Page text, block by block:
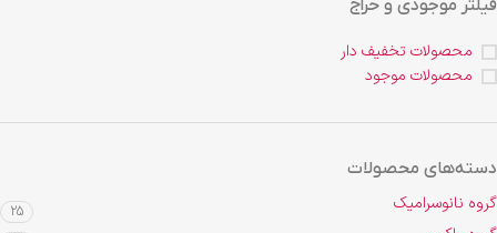
فیلتر موجودی و حراج
محصولات تخفیف دار
محصولات موجود
دسته‌های محصولات
گروه نانوسرامیک 25